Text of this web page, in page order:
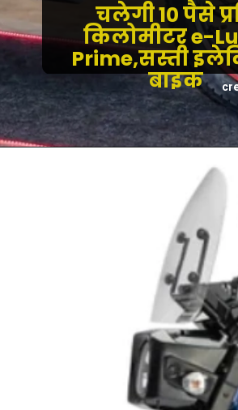
चलेगी 10 पैसे
किलोमीटर e-
Prime,सस्ती
बाइक